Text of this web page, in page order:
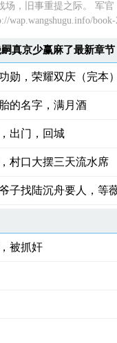
场，旧事重提之际。 军官
wap.wangshugu.info/
勋，荣耀双庆（完本）
的名字，满月酒
出门，回城
村口大摆三天流水席
子找陆沉舟要人，等
被抓奸